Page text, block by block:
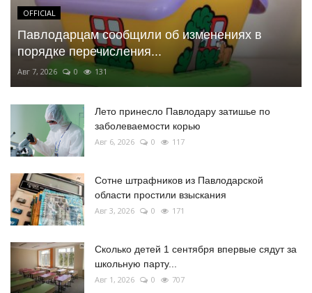
OFFICIAL
Павлодарцам сообщили об изменениях в
порядке перечисления...
Авг 7, 2026 0 131
Лето принесло Павлодару затишье по
заболеваемости корью
Авг 6, 2026 0 117
Сотне штрафников из Павлодарской
области простили взыскания
Авг 3, 2026 0 171
Сколько детей 1 сентября впервые сядут за
школьную парту...
Авг 1, 2026 0 707